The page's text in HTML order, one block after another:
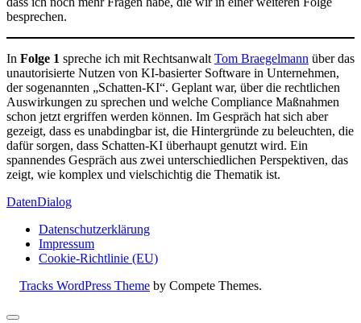
besprechen.
In Folge 1 spreche ich mit Rechtsanwalt Tom Braegelmann über das
unautorisierte Nutzen von KI-basierter Software in Unternehmen,
der sogenannten „Schatten-KI“. Geplant war, über die rechtlichen
Auswirkungen zu sprechen und welche Compliance Maßnahmen
schon jetzt ergriffen werden können. Im Gespräch hat sich aber
gezeigt, dass es unabdingbar ist, die Hintergründe zu beleuchten, die
dafür sorgen, dass Schatten-KI überhaupt genutzt wird. Ein
spannendes Gespräch aus zwei unterschiedlichen Perspektiven, das
zeigt, wie komplex und vielschichtig die Thematik ist.
DatenDialog
Datenschutzerklärung
Impressum
Cookie-Richtlinie (EU)
Tracks WordPress Theme by Compete Themes.